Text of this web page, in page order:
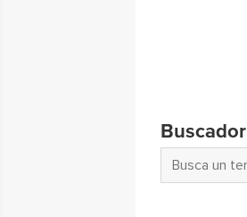
Buscador